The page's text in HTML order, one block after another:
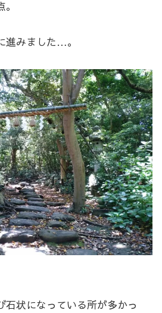
進みました…。
石状になっている所が多かっ